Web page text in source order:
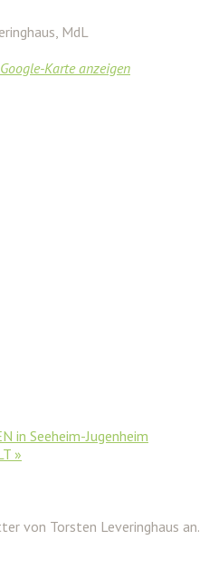
MdL
Google-Karte anzeigen
in Seeheim-Jugenheim
»
von Torsten Leveringhaus an.